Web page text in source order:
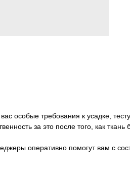
особые требования к усадке,
за это после того, как ткань
оперативно помогут вам с